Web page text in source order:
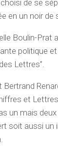
de se
en un noir de
Boulin-Prat
politique
Lettres”.
et
un mais
soit aussi